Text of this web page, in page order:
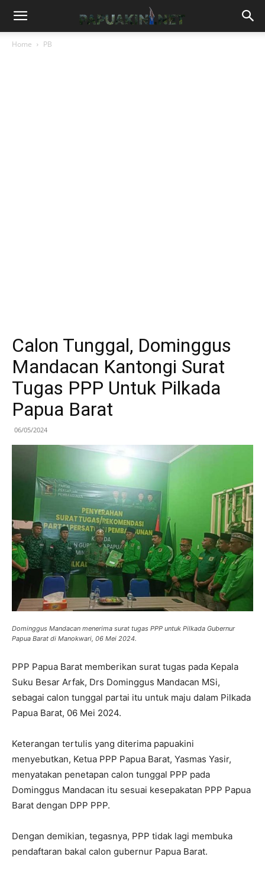
Home PB
Calon Tunggal, Dominggus
Mandacan Kantongi Surat
Tugas PPP Untuk Pilkada
Papua Barat
06/05/2024
Dominggus Mandacan menerima surat tugas PPP untuk Pilkada Gubernur
Papua Barat di Manokwari, 06 Mei 2024.
PPP Papua Barat memberikan surat tugas pada Kepala
Suku Besar Arfak, Drs Dominggus Mandacan MSi,
sebagai calon tunggal partai itu untuk maju dalam Pilkada
Papua Barat, 06 Mei 2024.
Keterangan tertulis yang diterima papuakini
menyebutkan, Ketua PPP Papua Barat, Yasmas Yasir,
menyatakan penetapan calon tunggal PPP pada
Dominggus Mandacan itu sesuai kesepakatan PPP Papua
Barat dengan DPP PPP.
Dengan demikian, tegasnya, PPP tidak lagi membuka
pendaftaran bakal calon gubernur Papua Barat.